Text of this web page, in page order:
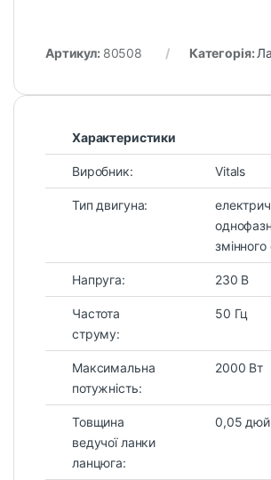
Артикул: 80508 Категорія:
Характеристики
Виробник: Vitals
Тип двигуна:
Напруга: 230 В
Частота
струму:
50 Гц
Максимальна
потужність:
2000 Вт
Товщина
ведучої ланки
ланцюга:
0,05